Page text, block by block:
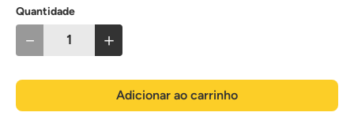
Quantidade
＋
－
Adicionar ao carrinho